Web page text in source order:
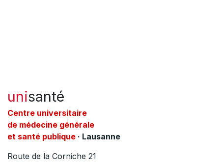
unisanté
C​entre universitaire
de médecine générale
et santé publique · Lausanne
Route de la Corniche 21